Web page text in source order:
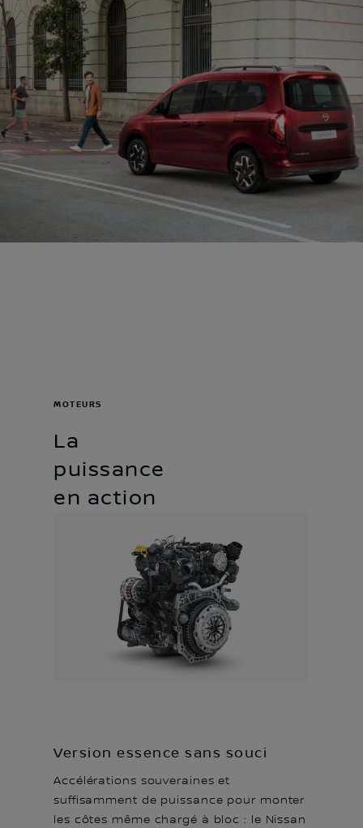
La
puissance
en action
MOTEURS
Version essence sans souci
Accélérations souveraines et
suffisamment de puissance pour monter
les côtes même chargé à bloc : le Nissan